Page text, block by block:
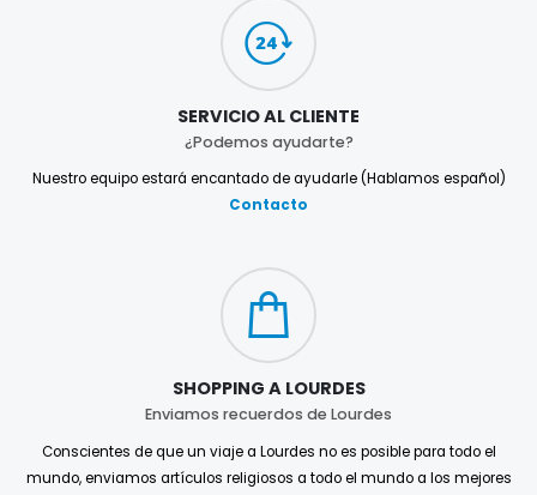
SERVICIO AL CLIENTE
¿Podemos ayudarte?
Nuestro equipo estará encantado de ayudarle (Hablamos español)
Contacto
SHOPPING A LOURDES
Enviamos recuerdos de Lourdes
Conscientes de que un viaje a Lourdes no es posible para todo el
mundo, enviamos artículos religiosos a todo el mundo a los mejores